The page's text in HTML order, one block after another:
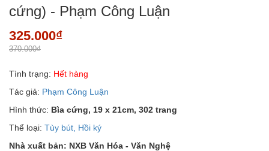
cứng) - Phạm Công Luận
325.000₫
370.000₫
Tình trạng: Hết hàng
Tác giả: Phạm Công Luận
Hình thức: Bìa cứng, 19 x 21cm, 302 trang
Thể loại: Tùy bút, Hồi ký
Nhà xuất bản: NXB Văn Hóa - Văn Nghệ